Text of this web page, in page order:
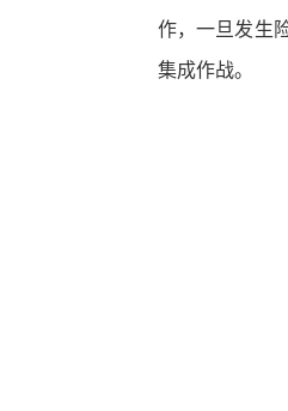
作，一旦发生
集成作战。